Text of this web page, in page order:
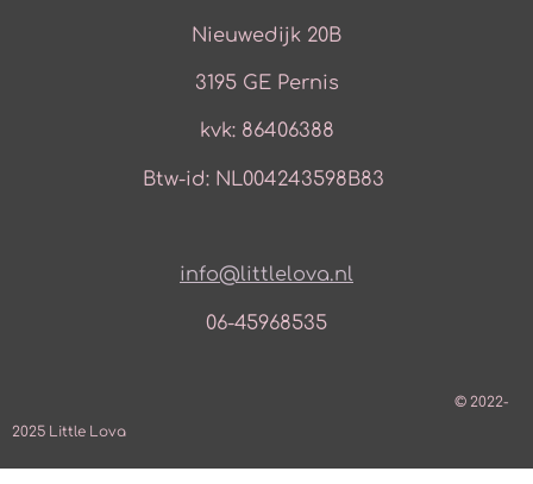
Nieuwedijk 20B
3195 GE Pernis
kvk: 86406388
Btw-id: NL004243598B83
info@littlelova.nl
06-45968535
© 2022-
2025 Little Lova